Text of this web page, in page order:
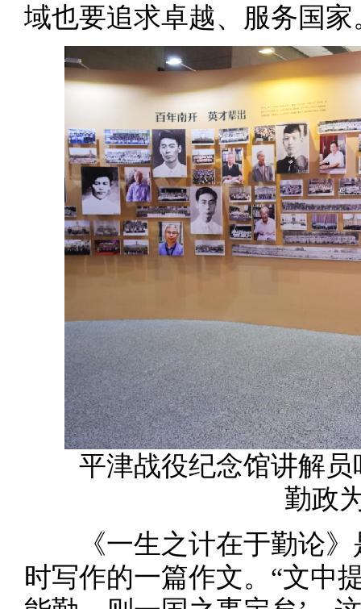
域也要追求卓越、服务国家
平津战役纪念馆讲解员
勤政
《一生之计在于勤论》
时写作的一篇作文。“文中